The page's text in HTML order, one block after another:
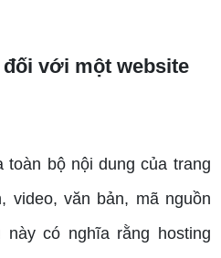
với một website
bộ nội dung của trang
video, văn bản, mã nguồn
có nghĩa rằng hosting